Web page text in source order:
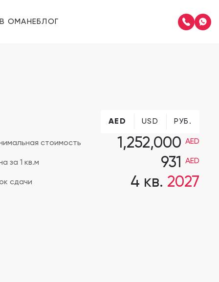
ОМАНЕБЛОГ
The Residence Mandarin Oriental Muscat 2
AED USD РУБ.
стоимость 1,252,000 AED
за 1 кв.м 931 AED
сдачи 4 кв. 2027